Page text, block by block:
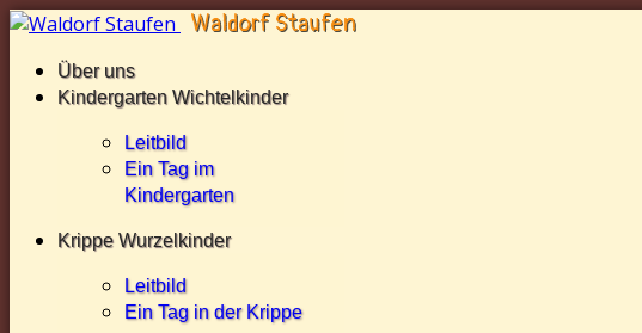
Über uns
Kindergarten Wichtelkinder
Leitbild
Ein Tag im
Kindergarten
Krippe Wurzelkinder
Leitbild
Ein Tag in der Krippe